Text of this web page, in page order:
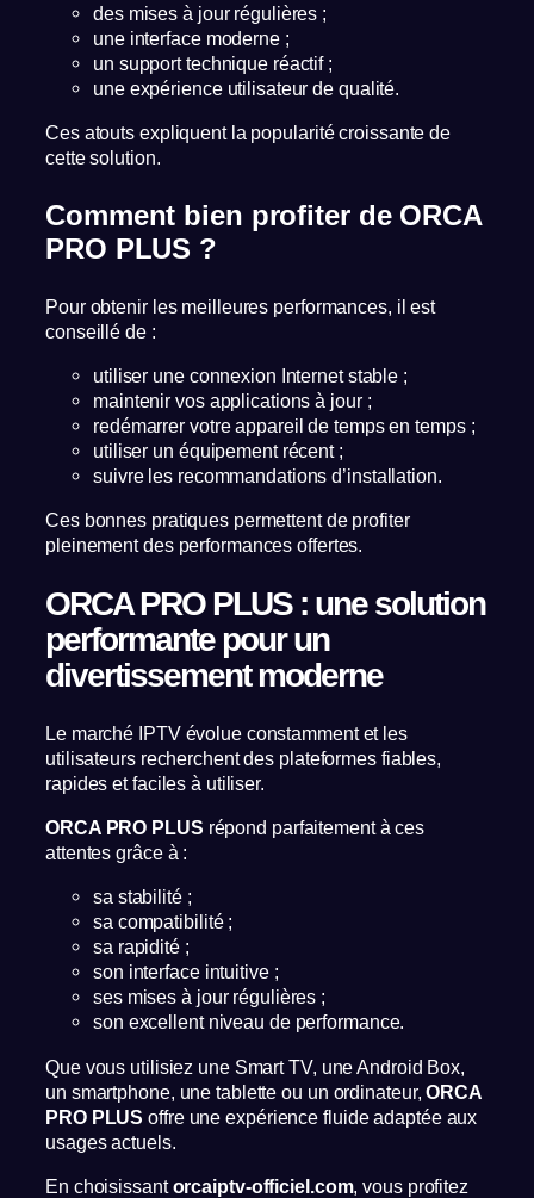
des mises à jour régulières ;
une interface moderne ;
un support technique réactif ;
une expérience utilisateur de qualité.
Ces atouts expliquent la popularité croissante de
cette solution.
Comment bien profiter de ORCA
PRO PLUS ?
Pour obtenir les meilleures performances, il est
conseillé de :
utiliser une connexion Internet stable ;
maintenir vos applications à jour ;
redémarrer votre appareil de temps en temps ;
utiliser un équipement récent ;
suivre les recommandations d’installation.
Ces bonnes pratiques permettent de profiter
pleinement des performances offertes.
ORCA PRO PLUS : une solution
performante pour un
divertissement moderne
Le marché IPTV évolue constamment et les
utilisateurs recherchent des plateformes fiables,
rapides et faciles à utiliser.
ORCA PRO PLUS répond parfaitement à ces
attentes grâce à :
sa stabilité ;
sa compatibilité ;
sa rapidité ;
son interface intuitive ;
ses mises à jour régulières ;
son excellent niveau de performance.
Que vous utilisiez une Smart TV, une Android Box,
un smartphone, une tablette ou un ordinateur,ORCA
PRO PLUS offre une expérience fluide adaptée aux
usages actuels.
En choisissantorcaiptv-officiel.com, vous profitez